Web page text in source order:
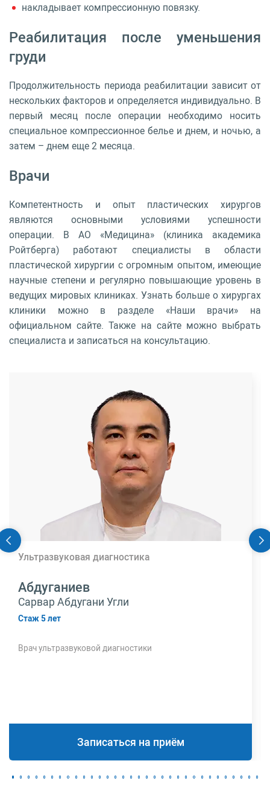
накладывает компрессионную повязку.
Реабилитация после уменьшения
груди
Продолжительность периода реабилитации зависит от
нескольких факторов и определяется индивидуально. В
первый месяц после операции необходимо носить
специальное компрессионное белье и днем, и ночью, а
затем – днем еще 2 месяца.
Врачи
Компетентность и опыт пластических хирургов
являются основными условиями успешности
операции. В АО «Медицина» (клиника академика
Ройтберга) работают специалисты в области
пластической хирургии с огромным опытом, имеющие
научные степени и регулярно повышающие уровень в
ведущих мировых клиниках. Узнать больше о хирургах
клиники можно в разделе «Наши врачи» на
официальном сайте. Также на сайте можно выбрать
специалиста и записаться на консультацию.
Ультразвуковая диагностика
Абдуганиев
Сарвар Абдугани Угли
Стаж 5 лет
Врач ультразвуковой диагностики
Записаться на приём